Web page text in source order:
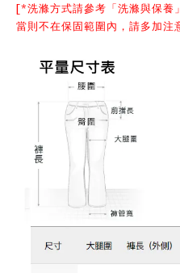
[*洗滌方式請參考「洗滌與保養
當則不在保固範圍內，請多加注